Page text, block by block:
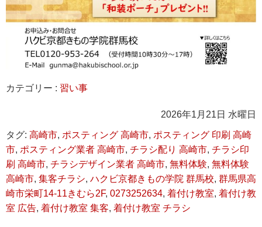
カテゴリー : 習い事
2026年1月21日 水曜日
タグ: 高崎市, ポスティング 高崎市, ポスティング 印刷 高崎
市, ポスティング業者 高崎市, チラシ配り 高崎市, チラシ印
刷 高崎市, チラシデザイン業者 高崎市, 無料体験, 無料体験
高崎市, 集客チラシ, ハクビ京都きもの学院 群馬校, 群馬県高
崎市栄町14-11きむら2F, 0273252634, 着付け教室, 着付け教
室 広告, 着付け教室 集客, 着付け教室 チラシ